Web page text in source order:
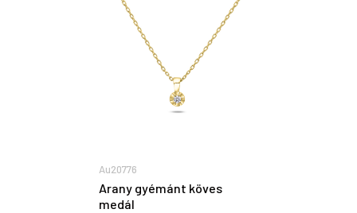
Au20776
Arany gyémánt köves
medál